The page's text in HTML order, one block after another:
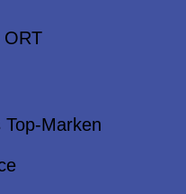
ORT
Marken